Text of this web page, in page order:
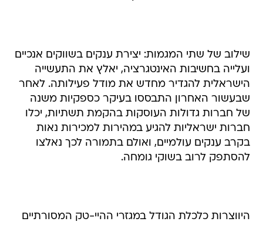
שילוב של שתי המגמות: יצירת ענקים בשווקים אנכיים
ועלייה בחשיבות האינטגרציה, יאלץ את התעשייה
הישראלית להגדיר מחדש את מודל פעילותה. לאחר
שבעשור האחרון התבססו בעיקר כספקיות משנה
של חברות גדולות העוסקות בהקמת תשתיות, יכלו
חברות ישראליות להגיע במהירות למכירות נאות
בקרב ענקים עולמיים, ואולם בתמורה לכך נאלצו
להסתפק לרוב בשוקי גומחה.
היווצרות כלכלת הגודל במגזרי ההיי-טק המסורתיים